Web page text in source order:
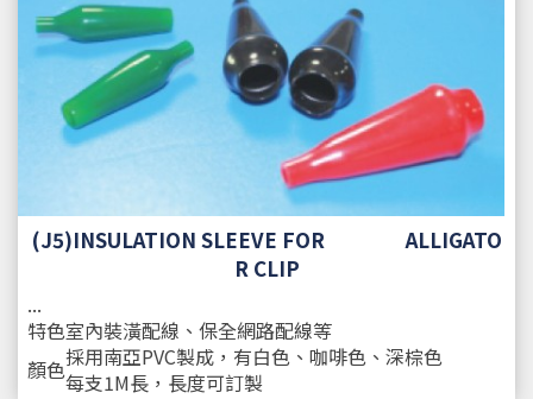
(J5)INSULATION SLEEVE FOR ALLIGATO
R CLIP
...
特色室內裝潢配線、保全網路配線等
顏色採用南亞PVC製成，有白色、咖啡色、深棕色
每支1M長，長度可訂製